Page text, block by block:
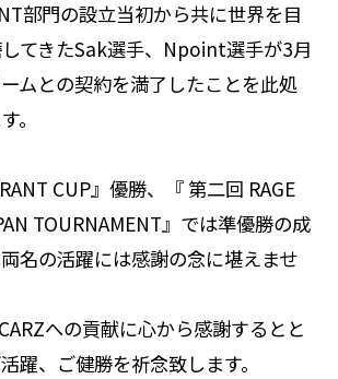
部門の設立当初から共に世界を目
てきたSak選手、Npoint選手が3月
ムとの契約を満了したことを此処
。
CUP』優勝、『 第二回 RAGE
TOURNAMENT』では準優勝の成
名の活躍には感謝の念に堪えませ
への貢献に心から感謝するとと
躍、ご健勝を祈念致します。